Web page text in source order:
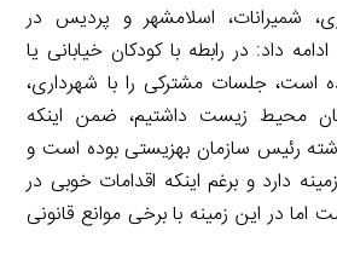
شمیرانات، اسلامشهر و پردیس در
داد: در رابطه با کودکان خیابانی یا
است، جلسات مشترکی را با شهرداری،
محیط زیست داشتیم، ضمن اینکه
رئیس سازمان بهزیستی بوده است و
دارد و برغم اینکه اقدامات خوبی در
در این زمینه با برخی موانع قانونی